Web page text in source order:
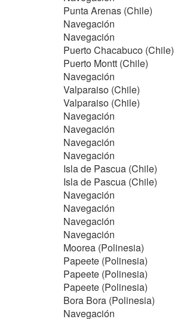
Punta Arenas (Chile)
Navegación
Navegación
Puerto Chacabuco (Chile)
Puerto Montt (Chile)
Navegación
Valparaiso (Chile)
Valparaiso (Chile)
Navegación
Navegación
Navegación
Navegación
Isla de Pascua (Chile)
Isla de Pascua (Chile)
Navegación
Navegación
Navegación
Navegación
Moorea (Polinesia)
Papeete (Polinesia)
Papeete (Polinesia)
Papeete (Polinesia)
Bora Bora (Polinesia)
Navegación